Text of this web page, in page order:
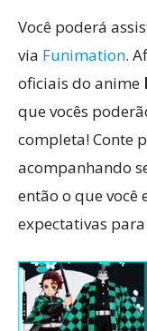
Você poderá
via Funimation.
oficiais do anime
que vocês
completa! Conte
acompanhando
então o que você
expectativas